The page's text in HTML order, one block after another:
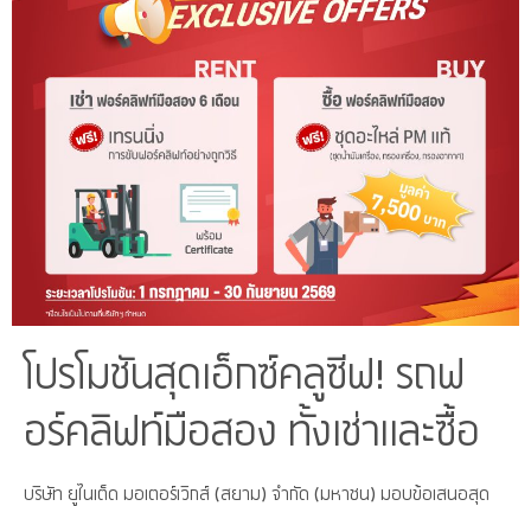
โปรโมชันสุดเอ็กซ์คลูซีฟ! รถฟ
อร์คลิฟท์มือสอง ทั้งเช่าและซื้อ
บริษัท ยูไนเต็ด มอเตอร์เวิกส์ (สยาม) จำกัด (มหาชน) มอบข้อเสนอสุด